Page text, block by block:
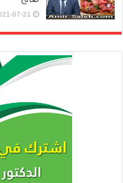
07-21 16:14:18